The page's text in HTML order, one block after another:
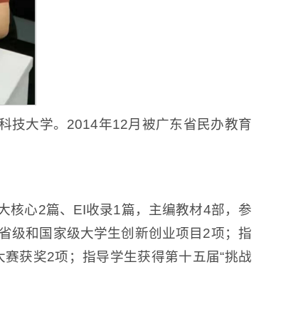
技大学。2014年12月被广东省民办教育
核心2篇、EI收录1篇，主编教材4部，参
级和国家级大学生创新创业项目2项；指
获奖2项；指导学生获得第十五届“挑战